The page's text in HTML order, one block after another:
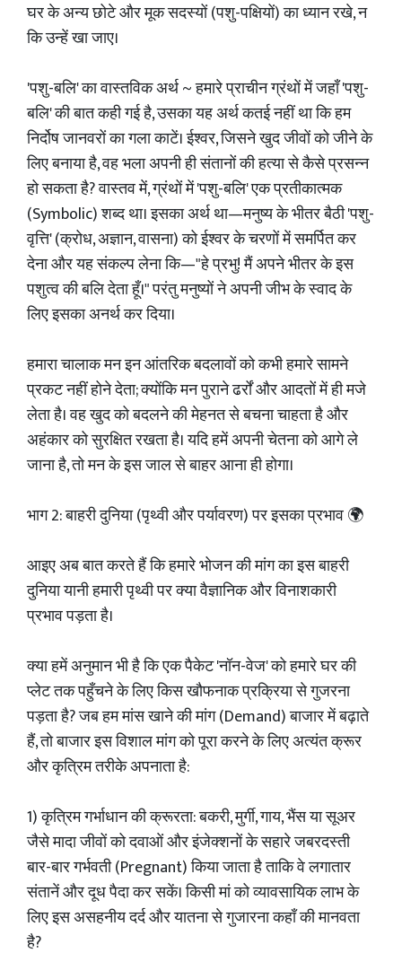
घर के अन्य छोटे और मूक सदस्यों (पशु-पक्षियों) का ध्यान रखे, न
कि उन्हें खा जाए।
'पशु-बलि' का वास्तविक अर्थ ~ हमारे प्राचीन ग्रंथों में जहाँ 'पशु-
बलि' की बात कही गई है, उसका यह अर्थ कतई नहीं था कि हम
निर्दोष जानवरों का गला काटें। ईश्वर, जिसने खुद जीवों को जीने के
लिए बनाया है, वह भला अपनी ही संतानों की हत्या से कैसे प्रसन्न
हो सकता है? वास्तव में, ग्रंथों में 'पशु-बलि' एक प्रतीकात्मक
(Symbolic) शब्द था। इसका अर्थ था—मनुष्य के भीतर बैठी 'पशु-
वृत्ति' (क्रोध, अज्ञान, वासना) को ईश्वर के चरणों में समर्पित कर
देना और यह संकल्प लेना कि—"हे प्रभु! मैं अपने भीतर के इस
पशुत्व की बलि देता हूँ।" परंतु मनुष्यों ने अपनी जीभ के स्वाद के
लिए इसका अनर्थ कर दिया।
हमारा चालाक मन इन आंतरिक बदलावों को कभी हमारे सामने
प्रकट नहीं होने देता; क्योंकि मन पुराने ढर्रों और आदतों में ही मजे
लेता है। वह खुद को बदलने की मेहनत से बचना चाहता है और
अहंकार को सुरक्षित रखता है। यदि हमें अपनी चेतना को आगे ले
जाना है, तो मन के इस जाल से बाहर आना ही होगा।
भाग 2: बाहरी दुनिया (पृथ्वी और पर्यावरण) पर इसका प्रभाव 🌍
आइए अब बात करते हैं कि हमारे भोजन की मांग का इस बाहरी
दुनिया यानी हमारी पृथ्वी पर क्या वैज्ञानिक और विनाशकारी
प्रभाव पड़ता है।
क्या हमें अनुमान भी है कि एक पैकेट 'नॉन-वेज' को हमारे घर की
प्लेट तक पहुँचने के लिए किस खौफनाक प्रक्रिया से गुजरना
पड़ता है? जब हम मांस खाने की मांग (Demand) बाजार में बढ़ाते
हैं, तो बाजार इस विशाल मांग को पूरा करने के लिए अत्यंत क्रूर
और कृत्रिम तरीके अपनाता है:
1) कृत्रिम गर्भाधान की क्रूरता: बकरी, मुर्गी, गाय, भैंस या सूअर
जैसे मादा जीवों को दवाओं और इंजेक्शनों के सहारे जबरदस्ती
बार-बार गर्भवती (Pregnant) किया जाता है ताकि वे लगातार
संतानें और दूध पैदा कर सकें। किसी मां को व्यावसायिक लाभ के
लिए इस असहनीय दर्द और यातना से गुजारना कहाँ की मानवता
है?